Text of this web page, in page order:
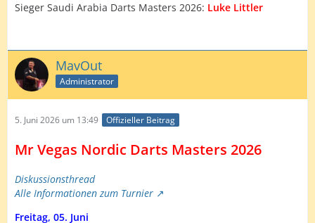
Sieger Saudi Arabia Darts Masters 2026: Luke Littler
MavOut
Administrator
5. Juni 2026 um 13:49 Offizieller Beitrag
Mr Vegas Nordic Darts Masters 2026
Diskussionsthread
Alle Informationen zum Turnier
Freitag, 05. Juni